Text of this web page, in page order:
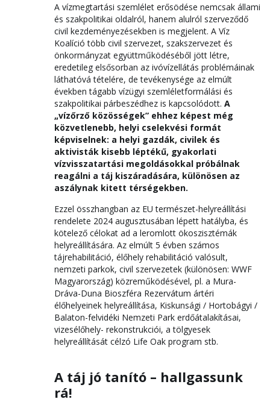
A vízmegtartási szemlélet erősödése nemcsak állami
és szakpolitikai oldalról, hanem alulról szerveződő
civil kezdeményezésekben is megjelent. A Víz
Koalíció több civil szervezet, szakszervezet és
önkormányzat együttműködéséből jött létre,
eredetileg elsősorban az ivóvízellátás problémáinak
láthatóvá tételére, de tevékenysége az elmúlt
években tágabb vízügyi szemléletformálási és
szakpolitikai párbeszédhez is kapcsolódott. A
„vízőrző közösségek” ehhez képest még
közvetlenebb, helyi cselekvési formát
képviselnek: a helyi gazdák, civilek és
aktivisták kisebb léptékű, gyakorlati
vízvisszatartási megoldásokkal próbálnak
reagálni a táj kiszáradására, különösen az
aszálynak kitett térségekben.
Ezzel összhangban az EU természet-helyreállítási
rendelete 2024 augusztusában lépett hatályba, és
kötelező célokat ad a leromlott ökoszisztémák
helyreállítására. Az elmúlt 5 évben számos
tájrehabilitáció, élőhely rehabilitáció valósult,
nemzeti parkok, civil szervezetek (különösen: WWF
Magyarország) közreműködésével, pl. a Mura-
Dráva-Duna Bioszféra Rezervátum ártéri
élőhelyeinek helyreállítása, Kiskunsági / Hortobágyi /
Balaton-felvidéki Nemzeti Park erdőátalakításai,
vizesélőhely- rekonstrukciói, a tölgyesek
helyreállítását célzó Life Oak program stb.
A táj jó tanító – hallgassunk
rá!